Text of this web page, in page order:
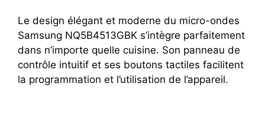
Le design élégant et moderne du micro-ondes
Samsung NQ5B4513GBK s’intègre parfaitement
dans n’importe quelle cuisine. Son panneau de
contrôle intuitif et ses boutons tactiles facilitent
la programmation et l’utilisation de l’appareil.